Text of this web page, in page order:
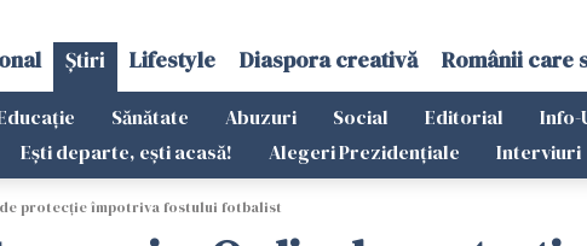
Știri Lifestyle Diaspora creativă Românii care
Sănătate Abuzuri Social Editorial Info-
Ești departe, ești acasă! Alegeri Prezidențiale Interviuri
protecţie împotriva fostului fotbalist